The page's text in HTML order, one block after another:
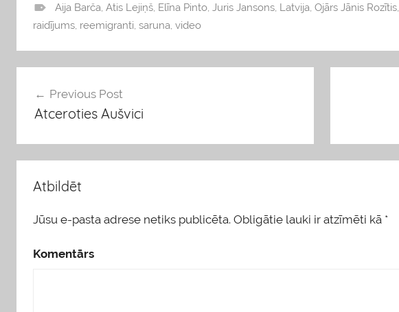
b
s
Aija Barča, Atis Lejiņš, Elīna Pinto, Juris Jansons, Latvija, Ojārs Jānis Rozītis,
raidījums, reemigranti, saruna, video
Ziņu
izvēlne
Previous Post
Atceroties Aušvici
Atbildēt
Jūsu e-pasta adrese netiks publicēta. Obligātie lauki ir atzīmēti kā *
Komentārs